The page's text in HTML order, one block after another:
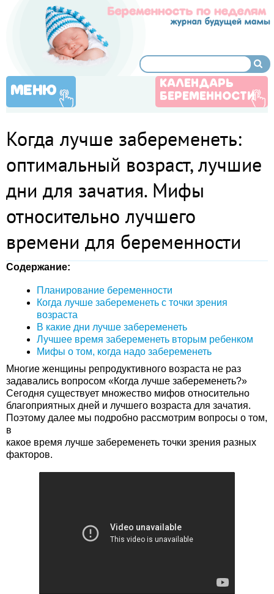
МЕНЮ
КАЛЕНДАРЬ
БЕРЕМЕННОСТИ
Когда лучше забеременеть:
оптимальный возраст, лучшие
дни для зачатия. Мифы
относительно лучшего
времени для беременности
Содержание:
Планирование беременности
Когда лучше забеременеть с точки зрения
возраста
В какие дни лучше забеременеть
Лучшее время забеременеть вторым ребенком
Мифы о том, когда надо забеременеть
Многие женщины репродуктивного возраста не раз
задавались вопросом «Когда лучше забеременеть?»
Сегодня существует множество мифов относительно
благоприятных дней и лучшего возраста для зачатия.
Поэтому далее мы подробно рассмотрим вопросы о том,
в
какое время лучше забеременеть точки зрения разных
факторов.